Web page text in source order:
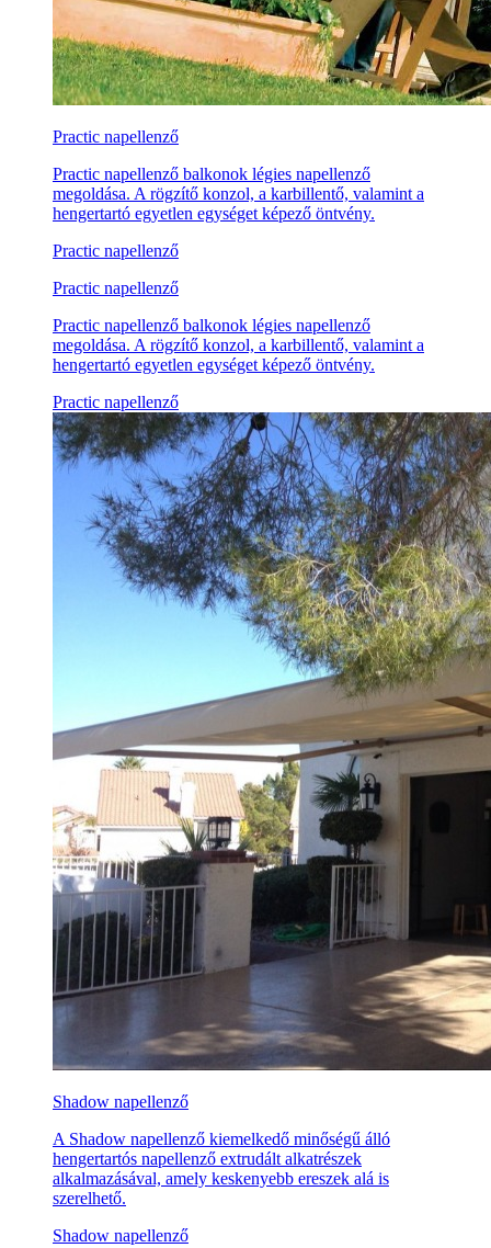
Practic napellenző
Practic napellenző balkonok légies napellenző
megoldása. A rögzítő konzol, a karbillentő, valamint a
hengertartó egyetlen egységet képező öntvény.
Practic napellenző
Practic napellenző
Practic napellenző balkonok légies napellenző
megoldása. A rögzítő konzol, a karbillentő, valamint a
hengertartó egyetlen egységet képező öntvény.
Practic napellenző
Shadow napellenző
A Shadow napellenző kiemelkedő minőségű álló
hengertartós napellenző extrudált alkatrészek
alkalmazásával, amely keskenyebb ereszek alá is
szerelhető.
Shadow napellenző